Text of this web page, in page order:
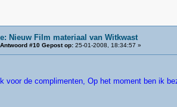
Nieuw Film materiaal van Witkwast
Antwoord #10 Gepost op:25-01-2008, 18:34:57 »
voor de complimenten, Op het moment ben ik